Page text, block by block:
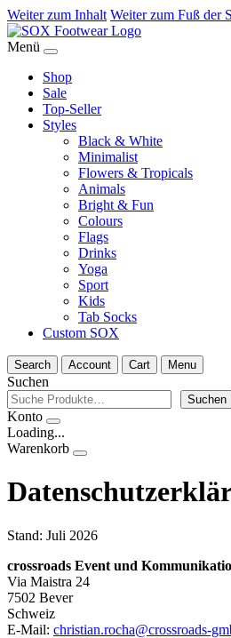
Weiter zum Inhalt Weiter zum Fuß der
Menü
Shop
Sale
Top-Seller
Styles
Black & White
Minimalist
Flowers & Tropicals
Animals
Bright & Fun
Colours
Flags
Drinks
Yoga
Sport
Kids
Tab Socks
Custom SOX
Search Account Cart Menu
Suchen
Suchen
Konto
Loading...
Warenkorb
Stand: Juli 2026
crossroads Event und
Via Maistra 24
7502 Bever
Schweiz
E-Mail: christian.rocha@crossroads-